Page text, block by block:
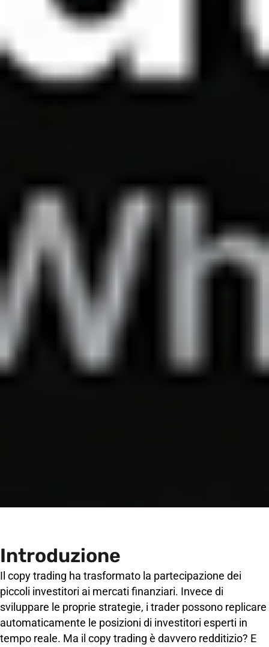
Introduzione
Il copy trading ha trasformato la partecipazione dei
piccoli investitori ai mercati finanziari. Invece di
sviluppare le proprie strategie, i trader possono replicare
automaticamente le posizioni di investitori esperti in
tempo reale. Ma il copy trading è davvero redditizio? E